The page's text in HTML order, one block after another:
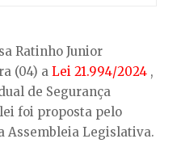
Ratinho Junior
(04) a Lei 21.994/2024 ,
de Segurança
foi proposta pelo
Assembleia Legislativa.